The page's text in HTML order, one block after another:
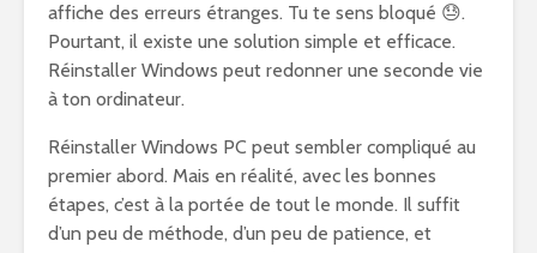
affiche des erreurs étranges. Tu te sens bloqué 😓.
Pourtant, il existe une solution simple et efficace.
Réinstaller Windows peut redonner une seconde vie
à ton ordinateur.
Réinstaller Windows PC peut sembler compliqué au
premier abord. Mais en réalité, avec les bonnes
étapes, c’est à la portée de tout le monde. Il suffit
d’un peu de méthode, d’un peu de patience, et